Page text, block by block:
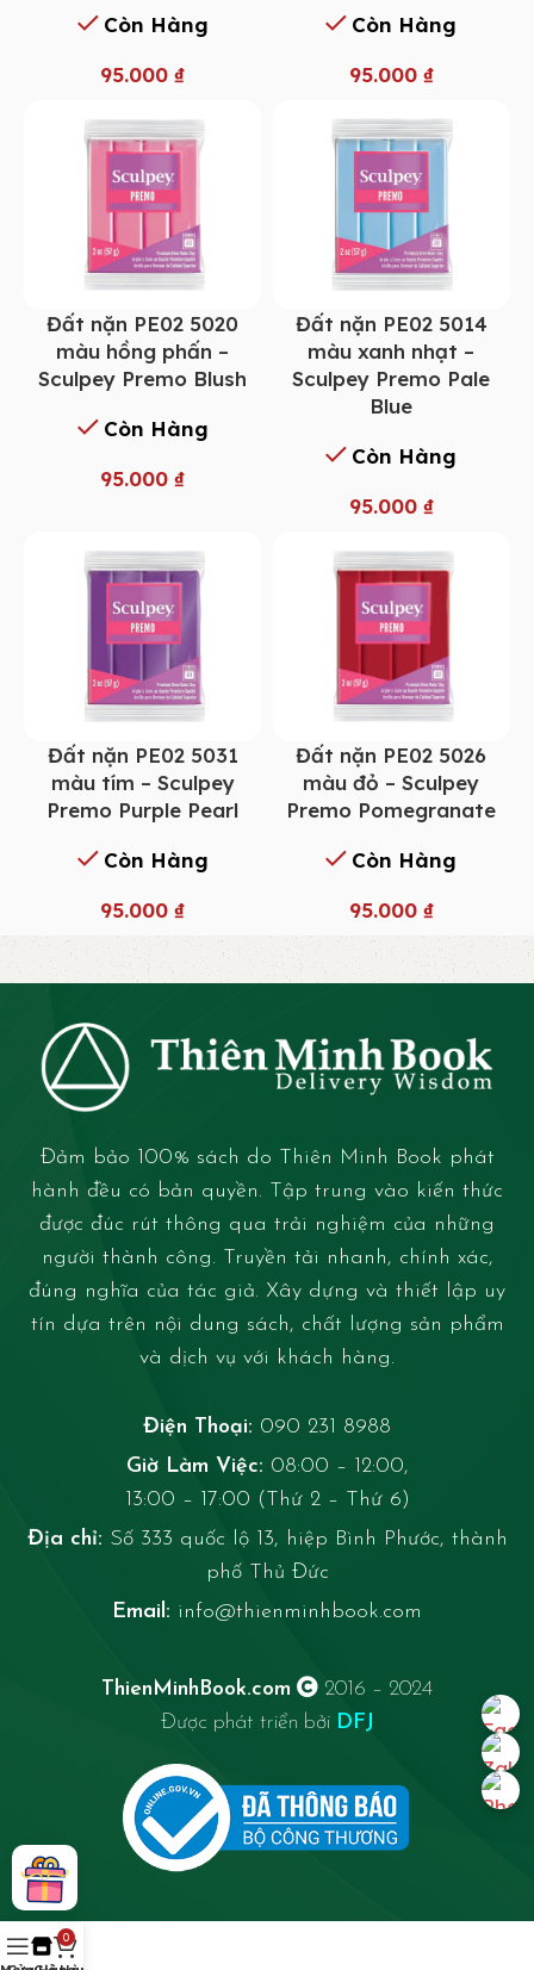
Còn Hàng
95.000 ₫
Còn Hàng
95.000 ₫
Đất nặn PE02 5020
màu hồng phấn –
Sculpey Premo Blush
Còn Hàng
95.000 ₫
Đất nặn PE02 5014
màu xanh nhạt –
Sculpey Premo Pale
Blue
Còn Hàng
95.000 ₫
Đất nặn PE02 5031
màu tím – Sculpey
Premo Purple Pearl
Còn Hàng
95.000 ₫
Đất nặn PE02 5026
màu đỏ – Sculpey
Premo Pomegranate
Còn Hàng
95.000 ₫
Đảm bảo 100% sách do Thiên Minh Book phát
hành đều có bản quyền. Tập trung vào kiến thức
được đúc rút thông qua trải nghiệm của những
người thành công. Truyền tải nhanh, chính xác,
đúng nghĩa của tác giả. Xây dựng và thiết lập uy
tín dựa trên nội dung sách, chất lượng sản phẩm
và dịch vụ với khách hàng.
Điện Thoại: 090 231 8988
Giờ Làm Việc: 08:00 – 12:00,
13:00 – 17:00 (Thứ 2 – Thứ 6)
Địa chỉ: Số 333 quốc lộ 13, hiệp Bình Phước, thành
phố Thủ Đức
Email: info@thienminhbook.com
ThienMinhBook.com
2016 – 2024
Được phát triển bởi DFJ
0